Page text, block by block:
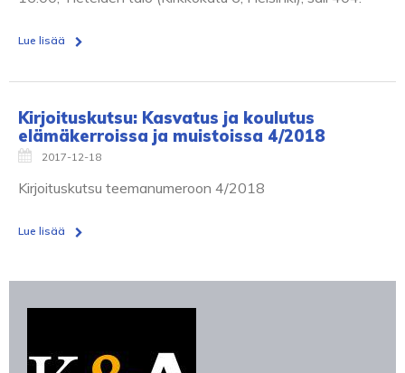
Lue lisää
Kirjoituskutsu: Kasvatus ja koulutus
elämäkerroissa ja muistoissa 4/2018
2017-12-18
Kirjoituskutsu teemanumeroon 4/2018
Lue lisää